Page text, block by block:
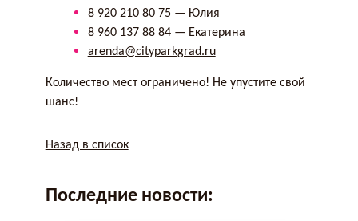
8 920 210 80 75 — Юлия
8 960 137 88 84 — Екатерина
arenda@cityparkgrad.ru
Количество мест ограничено! Не упустите свой
шанс!
Назад в список
Последние новости: